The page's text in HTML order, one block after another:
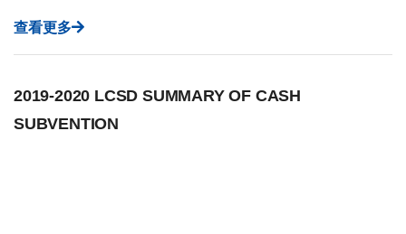
查看更多
2019-2020 LCSD SUMMARY OF CASH
SUBVENTION